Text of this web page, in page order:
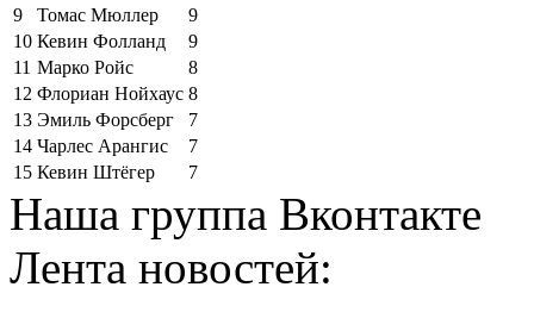
9
Томас Мюллер
9
10 Кевин Фолланд
9
11 Марко Ройс
8
12 Флориан Нойхаус 8
13 Эмиль Форсберг
7
14 Чарлес Арангис
7
15 Кевин Штёгер 7
Наша группа Вконтакте
Лента новостей: